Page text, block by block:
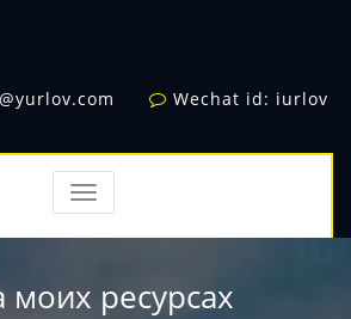
Wechat id: iurlov
TOGGLE
NAVIGATION
моих ресурсах